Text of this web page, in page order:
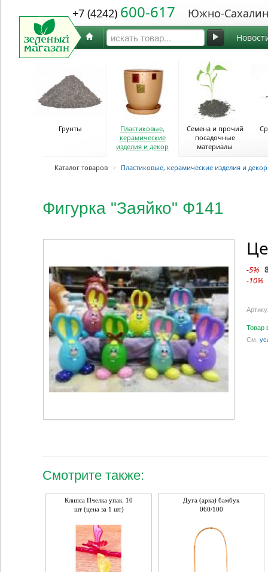
+7 (4242) 600-617 Южно-
Грунты
Пластиковые,
керамические
изделия и декор
Семена и прочий
посадочные
материалы
Каталог товаров > Пластиковые, керамические изделия и декор
Фигурка "Заяйко" Ф141
-5%
-10%
Товар
См.
Смотрите также:
Клипса Пчелка упак. 10
шт (цена за 1 шт)
Дуга (арка) бамбук
060/100